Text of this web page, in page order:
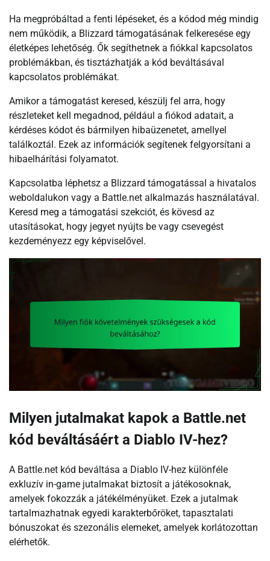
Ha megpróbáltad a fenti lépéseket, és a kódod még mindig
nem működik, a Blizzard támogatásának felkeresése egy
életképes lehetőség. Ők segíthetnek a fiókkal kapcsolatos
problémákban, és tisztázhatják a kód beváltásával
kapcsolatos problémákat.
Amikor a támogatást keresed, készülj fel arra, hogy
részleteket kell megadnod, például a fiókod adatait, a
kérdéses kódot és bármilyen hibaüzenetet, amellyel
találkoztál. Ezek az információk segítenek felgyorsítani a
hibaelhárítási folyamatot.
Kapcsolatba léphetsz a Blizzard támogatással a hivatalos
weboldalukon vagy a Battle.net alkalmazás használatával.
Keresd meg a támogatási szekciót, és kövesd az
utasításokat, hogy jegyet nyújts be vagy csevegést
kezdeményezz egy képviselővel.
Milyen jutalmakat kapok a Battle.net
kód beváltásáért a Diablo IV-hez?
A Battle.net kód beváltása a Diablo IV-hez különféle
exkluzív in-game jutalmakat biztosít a játékosoknak,
amelyek fokozzák a játékélményüket. Ezek a jutalmak
tartalmazhatnak egyedi karakterbőröket, tapasztalati
bónuszokat és szezonális elemeket, amelyek korlátozottan
elérhetők.